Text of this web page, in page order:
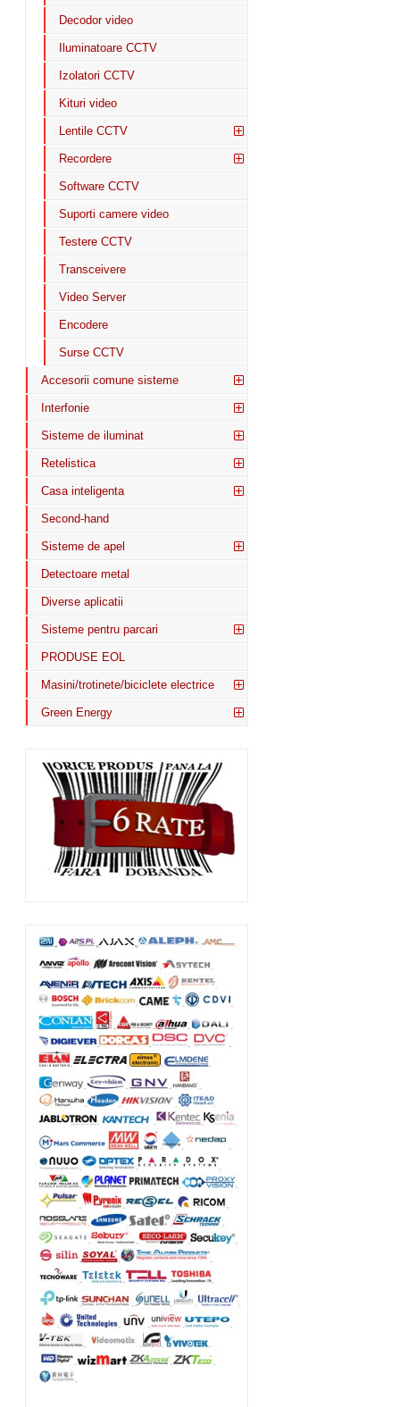
Decodor video
Iluminatoare CCTV
Izolatori CCTV
Kituri video
Lentile CCTV
Recordere
Software CCTV
Suporti camere video
Testere CCTV
Transceivere
Video Server
Encodere
Surse CCTV
Accesorii comune sisteme
Interfonie
Sisteme de iluminat
Retelistica
Casa inteligenta
Second-hand
Sisteme de apel
Detectoare metal
Diverse aplicatii
Sisteme pentru parcari
PRODUSE EOL
Masini/trotinete/biciclete electrice
Green Energy